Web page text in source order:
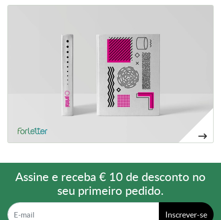
Assine e receba € 10 de desconto no
seu primeiro pedido.
Inscrever-se